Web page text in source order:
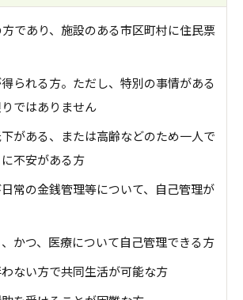
であり、施設のある市区町村に住民票
られる方。ただし、特別の事情がある
ではありません​
がある、または高齢などのため一人で
不安がある方​
常の金銭管理等について、自己管理が
かつ、医療について自己管理できる方​
ない方で共同生活が可能な方​